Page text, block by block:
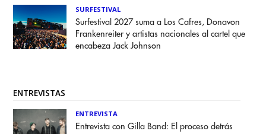
SURFESTIVAL
Surfestival 2027 suma a Los Cafres, Donavon
Frankenreiter y artistas nacionales al cartel que
encabeza Jack Johnson
ENTREVISTAS
ENTREVISTA
Entrevista con Gilla Band: El proceso detrás